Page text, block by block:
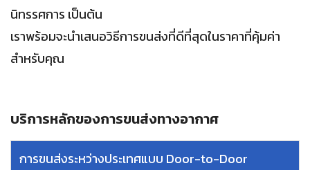
นิทรรศการ เป็นต้น
เราพร้อมจะนำเสนอวิธีการขนส่งที่ดีที่สุดในราคาที่คุ้มค่า
สำหรับคุณ
บริการหลักของการขนส่งทางอากาศ
การขนส่งระหว่างประเทศแบบ Door-to-Door